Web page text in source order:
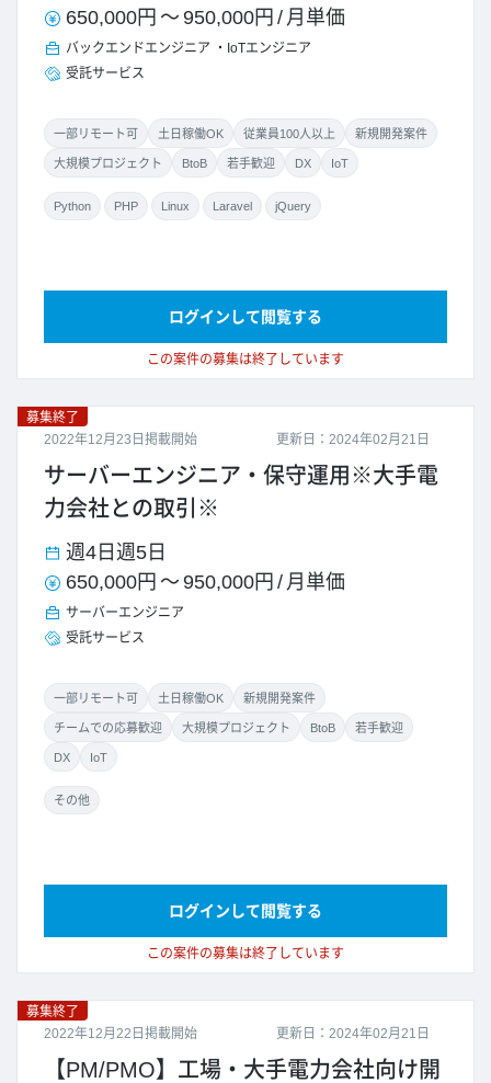
650,000円 ～ 950,000円 / 月単価
バックエンドエンジニア
IoTエンジニア
受託サービス
一部リモート可 土日稼働OK 従業員100人以上 新規開発案件
大規模プロジェクト BtoB 若手歓迎 DX IoT
Python PHP Linux Laravel jQuery
この案件の募集は終了しています
ログインして閲覧する
更新日：2024年02月21日
募集終了
2022年12月23日掲載開始
サーバーエンジニア・保守運用※大手電
力会社との取引※
週4日 週5日
650,000円 ～ 950,000円 / 月単価
サーバーエンジニア
受託サービス
一部リモート可 土日稼働OK 新規開発案件
チームでの応募歓迎 大規模プロジェクト BtoB 若手歓迎
DX IoT
その他
この案件の募集は終了しています
ログインして閲覧する
更新日：2024年02月21日
募集終了
2022年12月22日掲載開始
【PM/PMO】工場・大手電力会社向け開